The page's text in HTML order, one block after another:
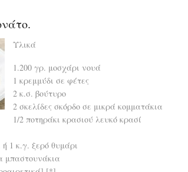
Υλικά
1.200 γρ. μοσχάρι νουά
1 κρεμμύδι σε φέτες
2 κ.σ. βούτυρο
2 σκελίδες σκόρδο σε μικρά κομματάκια
1/2 ποτηράκι κρασιού λευκό κρασί
1 κ.γ. ξερό θυμάρι
μπαστουνάκια